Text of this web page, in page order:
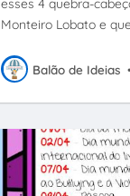
esses 4 quebra-
Monteiro Lobato e
Balão de Ideias •